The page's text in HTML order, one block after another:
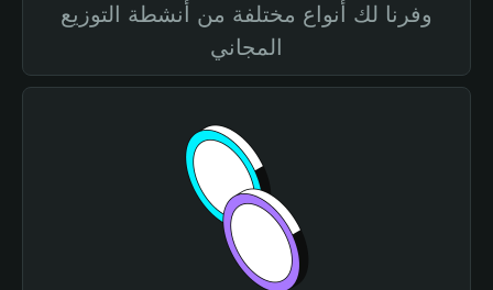
وفرنا لك أنواع مختلفة من أنشطة التوزيع
المجاني